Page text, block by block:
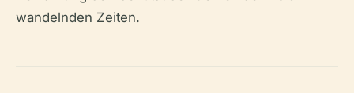
wandelnden Zeiten.